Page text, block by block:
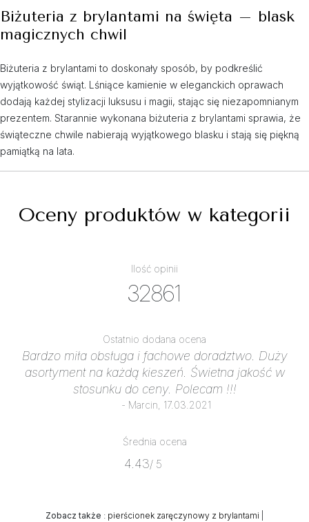
Biżuteria z brylantami na święta – blask
magicznych chwil
Biżuteria z brylantami to doskonały sposób, by podkreślić
wyjątkowość świąt. Lśniące kamienie w eleganckich oprawach
dodają każdej stylizacji luksusu i magii, stając się niezapomnianym
prezentem. Starannie wykonana biżuteria z brylantami sprawia, że
świąteczne chwile nabierają wyjątkowego blasku i stają się piękną
pamiątką na lata.
Oceny produktów w kategorii
Ilość opinii
32861
Ostatnio dodana ocena
Bardzo miła obsługa i fachowe doradztwo. Duży
asortyment na każdą kieszeń. Świetna jakość w
stosunku do ceny. Polecam !!!
- Marcin, 17.03.2021
Średnia ocena
4.43/ 5
Zobacz także : pierścionek zaręczynowy z brylantami